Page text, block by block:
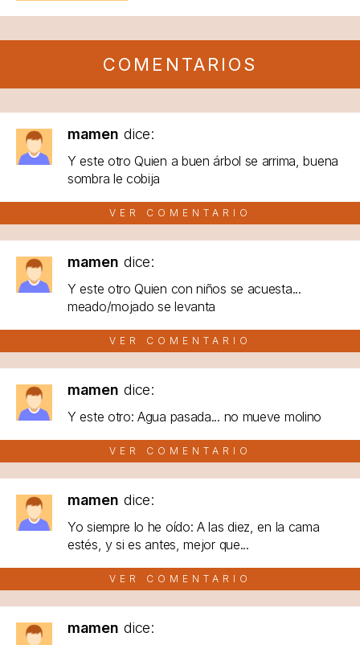
COMENTARIOS
mamen dice:
Y este otro Quien a buen árbol se arrima, buena
sombra le cobija
VER COMENTARIO
mamen dice:
Y este otro Quien con niños se acuesta...
meado/mojado se levanta
VER COMENTARIO
mamen dice:
Y este otro: Agua pasada... no mueve molino
VER COMENTARIO
mamen dice:
Yo siempre lo he oído: A las diez, en la cama
estés, y si es antes, mejor que...
VER COMENTARIO
mamen dice: